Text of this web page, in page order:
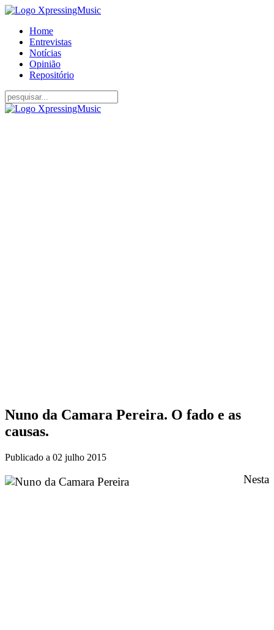
Home
Entrevistas
Notícias
Opinião
Repositório
Nuno da Camara Pereira. O fado e as
causas.
Publicado a 02 julho 2015
Nesta